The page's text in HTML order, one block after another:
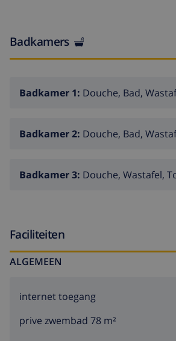
Badkamers
Badkamer 1: Douche, Bad,
Badkamer 2: Douche, Bad,
Badkamer 3: Douche, Wastafel,
Faciliteiten
ALGEMEEN
internet toegang
prive zwembad 78 m²